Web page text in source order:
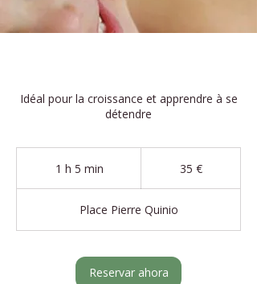
Idéal pour la croissance et apprendre à se
détendre
1 h 5 min
m
n
35 €
Place Pierre Quinio
Reservar ahora